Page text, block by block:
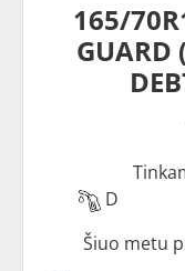
165/
D
Šiuo metu